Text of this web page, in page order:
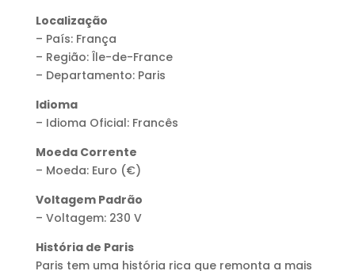
Localização
– País: França
– Região: Île-de-France
– Departamento: Paris
Idioma
– Idioma Oficial: Francês
Moeda Corrente
– Moeda: Euro (€)
Voltagem Padrão
– Voltagem: 230 V
História de Paris
Paris tem uma história rica que remonta a mais